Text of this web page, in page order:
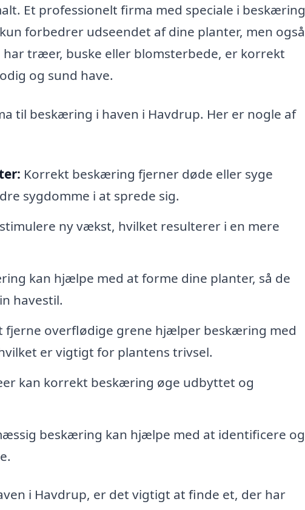
Et professionelt firma med speciale i beskæring
forbedrer udseendet af dine planter, men også
træer, buske eller blomsterbede, er korrekt
og sund have.
til beskæring i haven i Havdrup. Her er nogle af
Korrekt beskæring fjerner døde eller syge
sygdomme i at sprede sig.
ny vækst, hvilket resulterer i en mere
kan hjælpe med at forme dine planter, så de
havestil.
fjerne overflødige grene hjælper beskæring med
er vigtigt for plantens trivsel.
kan korrekt beskæring øge udbyttet og
beskæring kan hjælpe med at identificere og
i Havdrup, er det vigtigt at finde et, der har